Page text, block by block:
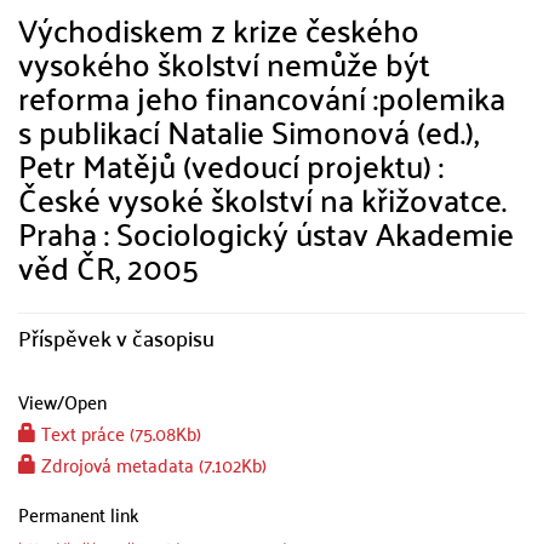
Východiskem z krize českého
vysokého školství nemůže být
reforma jeho financování :polemika
s publikací Natalie Simonová (ed.),
Petr Matějů (vedoucí projektu) :
České vysoké školství na křižovatce.
Praha : Sociologický ústav Akademie
věd ČR, 2005
Příspěvek v časopisu
View/Open
Text práce (75.08Kb)
Zdrojová metadata (7.102Kb)
Permanent link